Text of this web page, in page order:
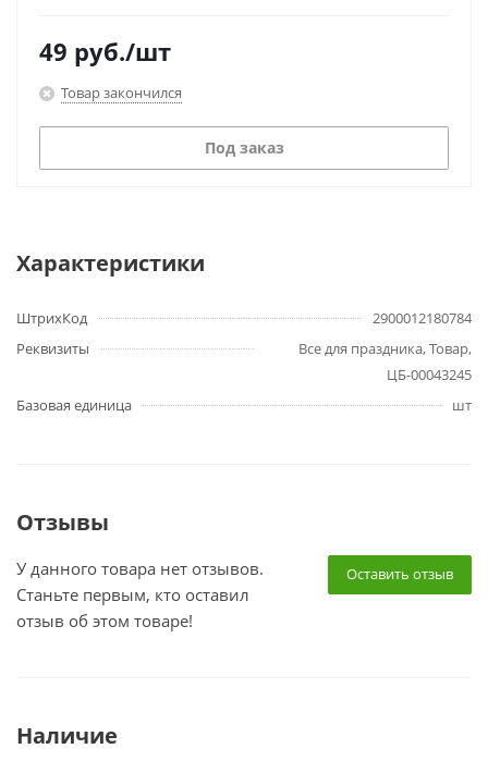
49 руб./шт
Товар закончился
Под заказ
Характеристики
ШтрихКод
2900012180784
Реквизиты
Все для праздника, Товар,
ЦБ-00043245
Базовая единица
шт
Отзывы
Оставить отзыв
У данного товара нет отзывов.
Станьте первым, кто оставил
отзыв об этом товаре!
Наличие